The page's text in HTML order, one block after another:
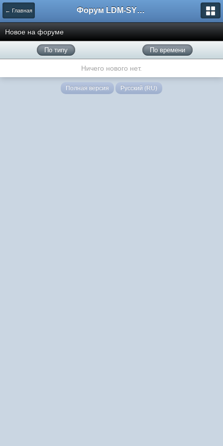
← Главная Форум LDM-SYSTEMS
Новое на форуме
По типу По времени
Ничего нового нет.
Полная версия Русский (RU)